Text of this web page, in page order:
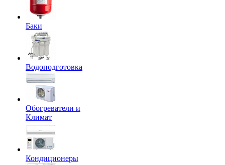
Баки
Водоподготовка
Обогреватели и
Климат
Кондиционеры